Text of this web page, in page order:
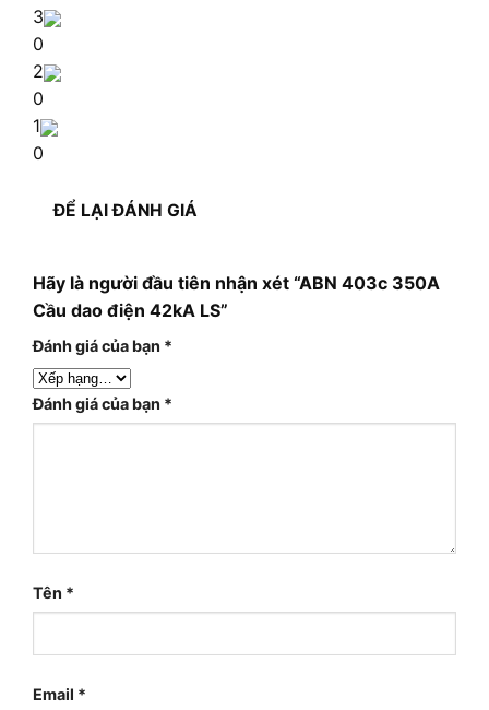
3
0
2
0
1
0
ĐỂ LẠI ĐÁNH GIÁ
Hãy là người đầu tiên nhận xét “ABN 403c 350A
Cầu dao điện 42kA LS”
Đánh giá của bạn *
Đánh giá của bạn *
Tên *
Email *